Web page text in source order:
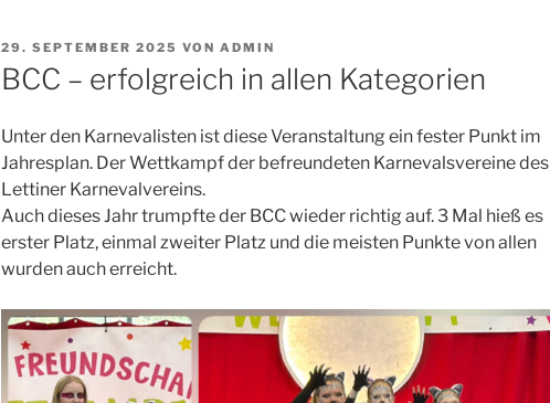
VERÖFFENTLICHT
AM
29. SEPTEMBER 2025 VON ADMIN
BCC – erfolgreich in allen Kategorien
Unter den Karnevalisten ist diese Veranstaltung ein fester Punkt im
Jahresplan. Der Wettkampf der befreundeten Karnevalsvereine des
Lettiner Karnevalvereins.
Auch dieses Jahr trumpfte der BCC wieder richtig auf. 3 Mal hieß es
erster Platz, einmal zweiter Platz und die meisten Punkte von allen
wurden auch erreicht.